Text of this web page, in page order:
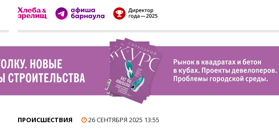
ПРОИСШЕСТВИЯ 26 СЕНТЯБРЯ 2025 13:55